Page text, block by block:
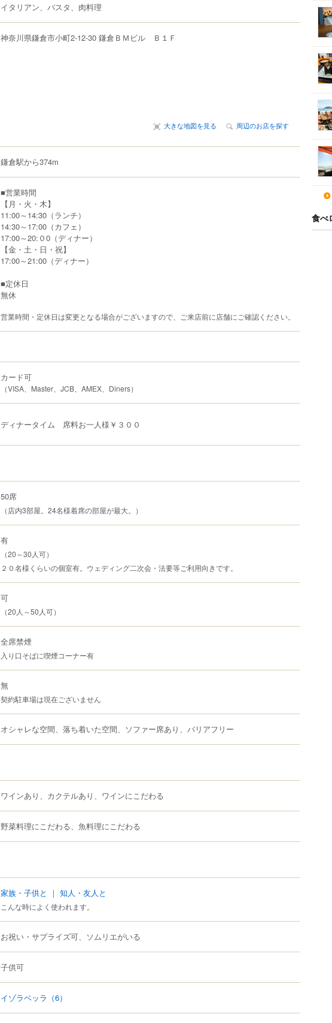
イタリアン、パスタ、肉料理
神奈川県鎌倉市小町2-12-30 鎌倉ＢＭビル Ｂ１Ｆ
大きな地図を見る 周辺のお店を探す
鎌倉駅から374m
■営業時間
【月・火・木】
11:00～14:30（ランチ）
14:30～17:00（カフェ）
17:00～20:０0（ディナー）
【金・土・日・祝】
17:00～21:00（ディナー）
■定休日
無休
営業時間・定休日は変更となる場合がございますので、ご来店前に店舗にご確認ください。
カード可
（VISA、Master、JCB、AMEX、Diners）
ディナータイム 席料お一人様￥３００
50席
（店内3部屋。24名様着席の部屋が最大。）
有
（20～30人可）
２０名様くらいの個室有。ウェディング二次会・法要等ご利用向きです。
可
（20人～50人可）
全席禁煙
入り口そばに喫煙コーナー有
無
契約駐車場は現在ございません
オシャレな空間、落ち着いた空間、ソファー席あり、バリアフリー
ワインあり、カクテルあり、ワインにこだわる
野菜料理にこだわる、魚料理にこだわる
家族・子供と ｜ 知人・友人と
こんな時によく使われます。
お祝い・サプライズ可、ソムリエがいる
子供可
イゾラベッラ （6）
食べ